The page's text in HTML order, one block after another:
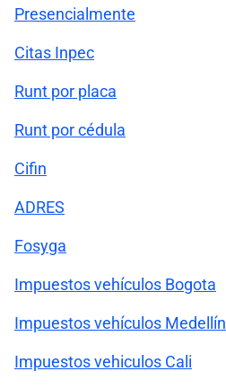
Presencialmente
Citas Inpec
Runt por placa
Runt por cédula
Cifin
ADRES
Fosyga
Impuestos vehículos Bogota
Impuestos vehículos Medellín
Impuestos vehiculos Cali